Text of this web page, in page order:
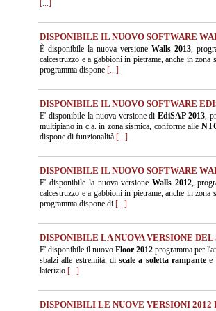
[...]
DISPONIBILE IL NUOVO SOFTWARE
È disponibile la nuova versione Walls 2013,
calcestruzzo e a gabbioni in pietrame, anche in zona
programma dispone [...]
DISPONIBILE IL NUOVO SOFTWARE
E' disponibile la nuova versione diEdiSAP 2013,
multipiano in c.a. in zona sismica, conforme alle
dispone di funzionalità [...]
DISPONIBILE IL NUOVO SOFTWARE
E' disponibile la nuova versioneWalls 2012,
calcestruzzo e a gabbioni in pietrame, anche in zona
programma dispone di [...]
DISPONIBILE LA NUOVA VERSIONE
E' disponibile il nuovoFloor 2012 programma per
sbalzi alle estremità, discale a soletta rampante e
laterizio [...]
DISPONIBILI LE NUOVE VERSIONI 2012